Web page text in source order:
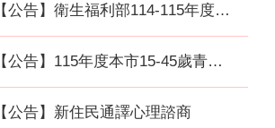
【公告】衛生福利部114-115年度重大災害事件心理健康支持方案
【公告】115年度本市15-45歲青壯心理健康支持方案-合作機構名冊
【公告】新住民通譯心理諮商